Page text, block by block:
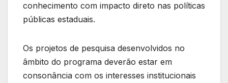
conhecimento com impacto direto nas políticas
públicas estaduais.
Os projetos de pesquisa desenvolvidos no
âmbito do programa deverão estar em
consonância com os interesses institucionais